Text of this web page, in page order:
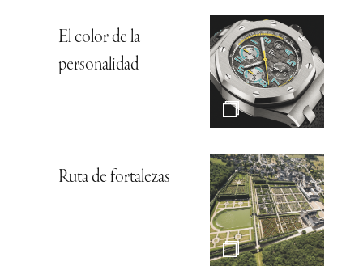
El color de la
personalidad
Ruta de fortalezas